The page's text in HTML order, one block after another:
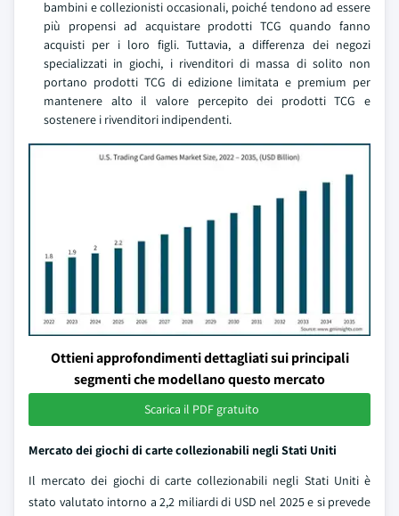
bambini e collezionisti occasionali, poiché tendono ad essere
più propensi ad acquistare prodotti TCG quando fanno
acquisti per i loro figli. Tuttavia, a differenza dei negozi
specializzati in giochi, i rivenditori di massa di solito non
portano prodotti TCG di edizione limitata e premium per
mantenere alto il valore percepito dei prodotti TCG e
sostenere i rivenditori indipendenti.
Ottieni approfondimenti dettagliati sui principali
segmenti che modellano questo mercato
Scarica il PDF gratuito
Mercato dei giochi di carte collezionabili negli Stati Uniti
Il mercato dei giochi di carte collezionabili negli Stati Uniti è
stato valutato intorno a 2,2 miliardi di USD nel 2025 e si prevede